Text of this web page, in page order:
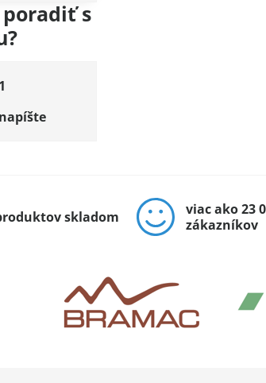
s
skladom
viac ako 23
zákazníkov